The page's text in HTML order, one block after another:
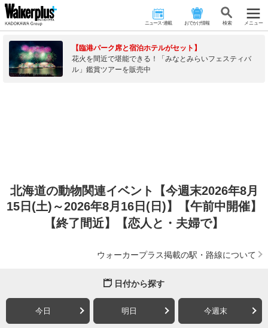
ニュース･連載 おでかけ情報 検 索 メニュー
【臨港パーク席と宿泊ホテルがセット】
花火を間近で堪能できる！「みなとみらいフェスティバ
ル」鑑賞ツアーを販売中
北海道の動物関連イベント【今週末2026年8月
15日(土)～2026年8月16日(日)】【午前中開催】
【終了間近】【恋人と・夫婦で】
ウォーカープラス掲載の駅・路線について
日付から探す
今日 明日 今週末